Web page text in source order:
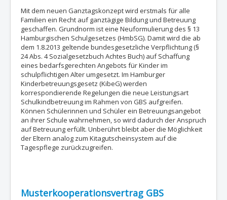
Mit dem neuen Ganztagskonzept wird erstmals für alle
Familien ein Recht auf ganztägige Bildung und Betreuung
geschaffen. Grundnorm ist eine Neuformulierung des § 13
Hamburgischen Schulgesetzes (HmbSG). Damit wird die ab
dem 1.8.2013 geltende bundesgesetzliche Verpflichtung (§
24 Abs. 4 Sozialgesetzbuch Achtes Buch) auf Schaffung
eines bedarfsgerechten Angebots für Kinder im
schulpflichtigen Alter umgesetzt. Im Hamburger
Kinderbetreuungsgesetz (KibeG) werden
korrespondierende Regelungen die neue Leistungsart
Schulkindbetreuung im Rahmen von GBS aufgreifen.
Können Schülerinnen und Schüler ein Betreuungsangebot
an ihrer Schule wahrnehmen, so wird dadurch der Anspruch
auf Betreuung erfüllt. Unberührt bleibt aber die Möglichkeit
der Eltern analog zum Kitagutscheinsystem auf die
Tagespflege zurückzugreifen.
Musterkooperationsvertrag GBS